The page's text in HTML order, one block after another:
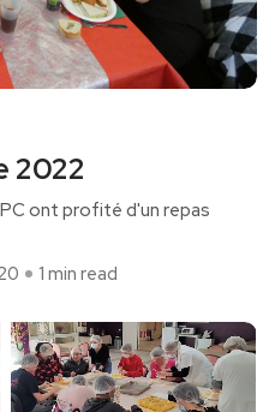
2022
ont profité d'un repas
1 min read